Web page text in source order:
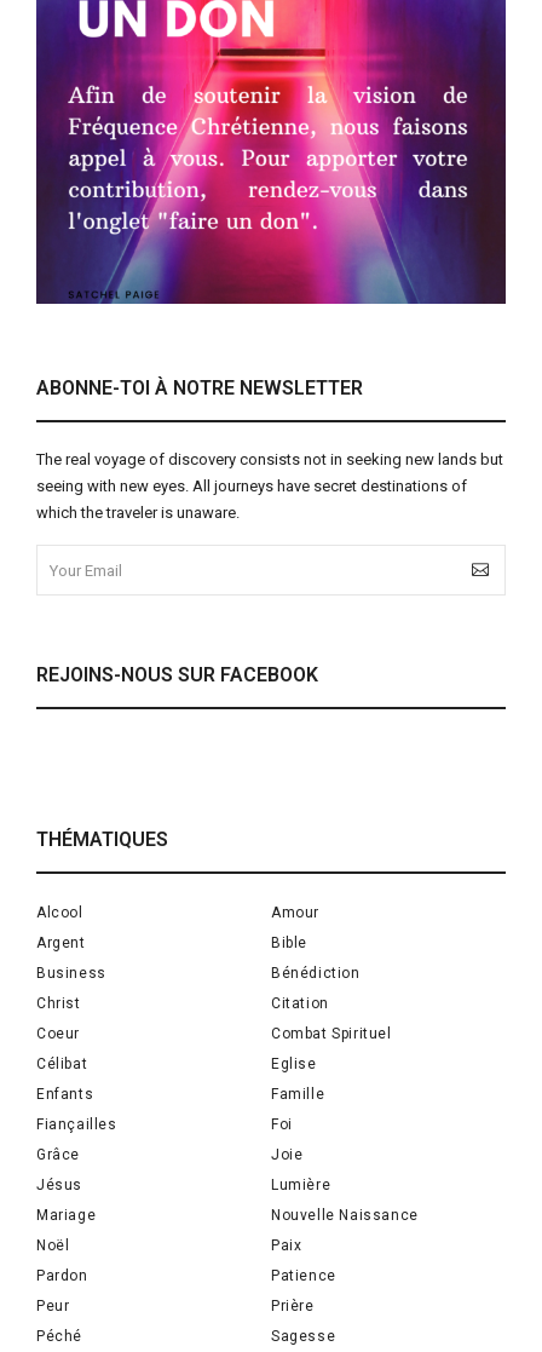
ABONNE-TOI À NOTRE NEWSLETTER
The real voyage of discovery consists not in seeking new lands but
seeing with new eyes. All journeys have secret destinations of
which the traveler is unaware.
REJOINS-NOUS SUR FACEBOOK
THÉMATIQUES
Alcool
Amour
Argent
Bible
Business
Bénédiction
Christ
Citation
Coeur
Combat Spirituel
Célibat
Eglise
Enfants
Famille
Fiançailles
Foi
Grâce
Joie
Jésus
Lumière
Mariage
Nouvelle Naissance
Noël
Paix
Pardon
Patience
Peur
Prière
Péché
Sagesse